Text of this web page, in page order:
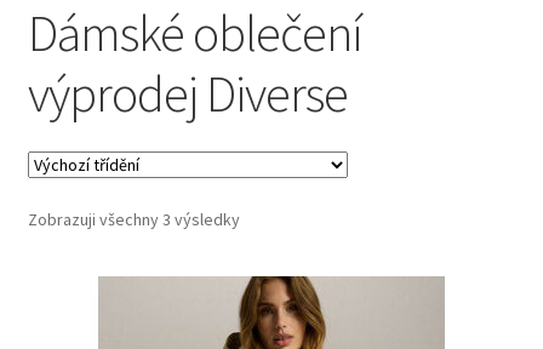
Dámské oblečení
výprodej Diverse
Zobrazuji všechny 3 výsledky